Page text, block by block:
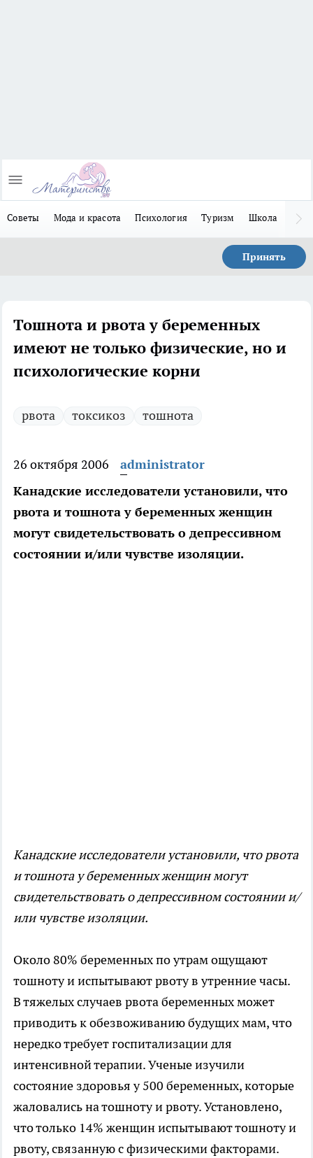
Советы Мода и красота Психология Туризм Школа
Принять
Тошнота и рвота у беременных
имеют не только физические, но и
психологические корни
рвота токсикоз тошнота
26 октября 2006
administrator
Канадские исследователи установили, что
рвота и тошнота у беременных женщин
могут свидетельствовать о депрессивном
состоянии и/или чувстве изоляции.
Канадские исследователи установили, что рвота
и тошнота у беременных женщин могут
свидетельствовать о депрессивном состоянии и/
или чувстве изоляции.
Около 80% беременных по утрам ощущают
тошноту и испытывают рвоту в утренние часы.
В тяжелых случаев рвота беременных может
приводить к обезвоживанию будущих мам, что
нередко требует госпитализации для
интенсивной терапии. Ученые изучили
состояние здоровья у 500 беременных, которые
жаловались на тошноту и рвоту. Установлено,
что только 14% женщин испытывают тошноту и
рвоту, связанную с физическими факторами.